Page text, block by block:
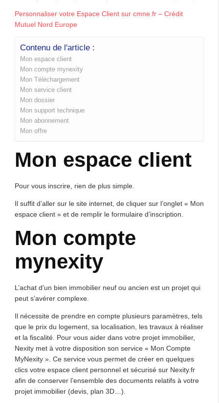
Personnaliser votre Espace Client sur cmne.fr – Crédit
Mutuel Nord Europe
Contenu de l'article :
Mon espace client
Mon compte mynexity
Mon Téléchargement
Mon service client
Mon dossier
Mon support technique
Mon abonnement
Mon offre
Mon espace client
Pour vous inscrire, rien de plus simple.
Il suffit d’aller sur le site internet, de cliquer sur l’onglet « Mon
espace client » et de remplir le formulaire d’inscription.
Mon compte
mynexity
L’achat d’un bien immobilier neuf ou ancien est un projet qui
peut s’avérer complexe.
Il nécessite de prendre en compte plusieurs paramètres, tels
que le prix du logement, sa localisation, les travaux à réaliser
et la fiscalité. Pour vous aider dans votre projet immobilier,
Nexity met à votre disposition son service « Mon Compte
MyNexity ». Ce service vous permet de créer en quelques
clics votre espace client personnel et sécurisé sur Nexity.fr
afin de conserver l’ensemble des documents relatifs à votre
projet immobilier (devis, plan 3D…).